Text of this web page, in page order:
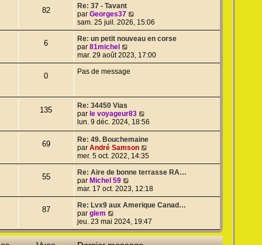
e
s
s
a
g
e
e
r
m
e
s
s
a
g
e
e
r
n
i
e
r
m
e
s
e
r
l
e
d
e
r
n
i
e
s
s
a
82
Re: 37 - Tavant
par Georges37
o
i
r
e
d
i
r
m
s
s
a
e
sam. 25 juil. 2026, 15:06
6
Re: un petit nouveau en corse
par 81michel
o
i
r
d
r
n
e
r
m
e
s
s
a
g
e
mar. 29 août 2023, 17:00
0 Pas de message
135
Re: 34450 Vias
par le voyageur83
o
i
r
l
e
d
e
n
i
e
m
e
s
lun. 9 déc. 2024, 18:56
69
Re: 49. Bouchemaine
par André Samson
o
i
r
e
d
e
n
i
e
mer. 5 oct. 2022, 14:35
55
Re: Aire de bonne terrasse RA…
par Michel 59
o
i
r
e
d
e
mar. 17 oct. 2023, 12:18
87
Re: Lvx9 aux Amerique Canad…
par glem
o
i
r
jeu. 23 mai 2024, 19:47